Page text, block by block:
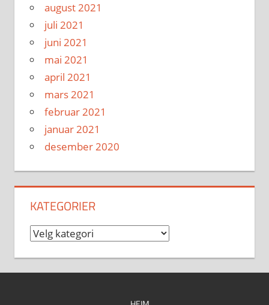
august 2021
juli 2021
juni 2021
mai 2021
april 2021
mars 2021
februar 2021
januar 2021
desember 2020
KATEGORIER
Kategorier